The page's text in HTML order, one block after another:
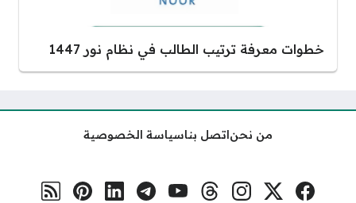
خطوات معرفة ترتيب الطالب في نظام نور 1447
من نحناتصل بناسياسة الخصوصية
مواقع التواصل فيسبوكمنصة إكسإنستغرامثريدسيوتيوبتلغراملينكد إنبنترست
رابط RSS